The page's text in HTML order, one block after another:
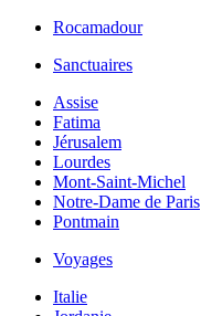
Rocamadour
Sanctuaires
Assise
Fatima
Jérusalem
Lourdes
Mont-Saint-Michel
Notre-Dame de Paris
Pontmain
Voyages
Italie